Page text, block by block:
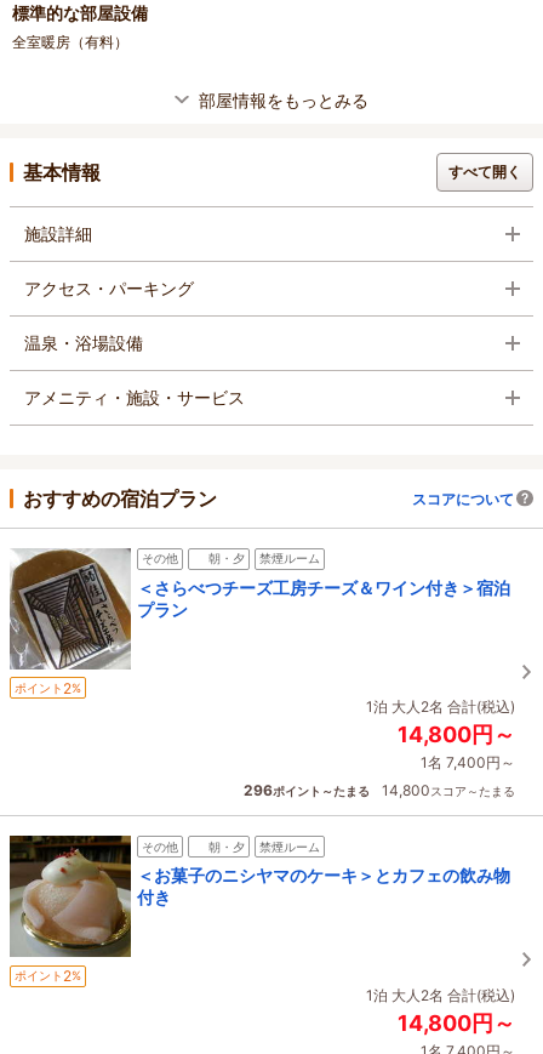
標準的な部屋設備
全室暖房（有料）
部屋情報をもっとみる
基本情報 すべて開く
施設詳細
アクセス・パーキング
温泉・浴場設備
アメニティ・施設・サービス
おすすめの宿泊プラン スコアについて
その他 朝・夕 禁煙ルーム
＜さらべつチーズ工房チーズ＆ワイン付き＞宿泊
プラン
ポイント 2%
1泊 大人2名 合計(税込)
14,800円～
1名 7,400円～
296ポイント～たまる 14,800スコア～たまる
その他 朝・夕 禁煙ルーム
＜お菓子のニシヤマのケーキ＞とカフェの飲み物
付き
ポイント 2%
1泊 大人2名 合計(税込)
14,800円～